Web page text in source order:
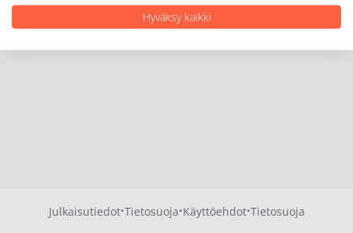
Julkaisutiedot·Tietosuoja·Käyttöehdot·Tietosuoja
Hyväksy kaikki